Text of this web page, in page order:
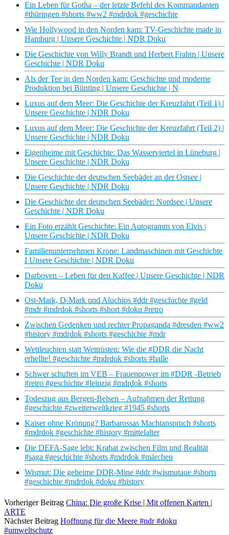
Ein Leben für Gotha – der letzte Befehl des Kommandanten
#thüringen #shorts #ww2 #mdrdok #geschichte
Wie Hollywood in den Norden kam: TV-Geschichte made in
Hamburg | Unsere Geschichte | NDR Doku
Die Geschichte von Willy Brandt und Herbert Frahm | Unsere
Geschichte | NDR Doku
Als der Tee in den Norden kam: Geschichte und moderne
Produktion bei Bünting | Unsere Geschichte | N
Luxus auf dem Meer: Die Geschichte der Kreuzfahrt (Teil 1) |
Unsere Geschichte | NDR Doku
Luxus auf dem Meer: Die Geschichte der Kreuzfahrt (Teil 2) |
Unsere Geschichte | NDR Doku
Eigenheime mit Geschichte: Das Wasserviertel in Lüneburg |
Unsere Geschichte | NDR Doku
Die Geschichte der deutschen Seebäder an der Ostsee |
Unsere Geschichte | NDR Doku
Die Geschichte der deutschen Seebäder: Nordsee | Unsere
Geschichte | NDR Doku
Ein Foto erzählt Geschichte: Ein Autogramm von Elvis |
Unsere Geschichte | NDR Doku
Familienunternehmen Krone: Landmaschinen mit Geschichte
I Unsere Geschichte | NDR Doku
Darboven – Leben für den Kaffee | Unsere Geschichte | NDR
Doku
Ost-Mark, D-Mark und Aluchips #ddr #geschichte #geld
#mdr #mdrdok #shorts #short #doku #retro
Zwischen Gedenken und rechter Propaganda #dresden #ww2
#history #mdrdok #shorts #geschichte #mdr
Wettleuchten statt Wettrüsten: Wie die #DDR die Nacht
erhellte! #geschichte #mdrdok #shorts #halle
Schwer schuften im VEB – Frauenpower im #DDR -Betrieb
#retro #geschichte #leipzig #mdrdok #shorts
Todeszug aus Bergen-Belsen – Aufnahmen der Rettung
#geschichte #zweiterweltkrieg #1945 #shorts
Kaiser ohne Krönung? Barbarossas Machtanspruch #shorts
#mdrdok #geschichte #history #mittelalter
Die DEFA-Sage lebt: Krabat zwischen Film und Realität
#saga #geschichte #shorts #mdrdok #märchen
Wismut: Die geheime DDR-Mine #ddr #wismutaue #shorts
#geschichte #mdrdok #doku #history
Vorheriger Beitrag China: Die große Krise | Mit offenen Karten |
ARTE
Nächster Beitrag Hoffnung für die Meere #ndr #doku
#umweltschutz